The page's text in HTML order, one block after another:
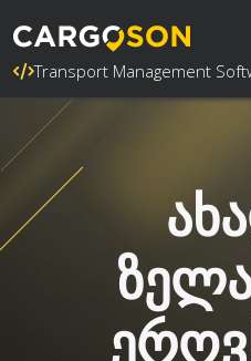
Transport Management